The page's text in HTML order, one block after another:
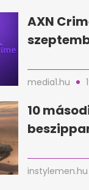
AXN
media1.hu
10
instylemen.hu